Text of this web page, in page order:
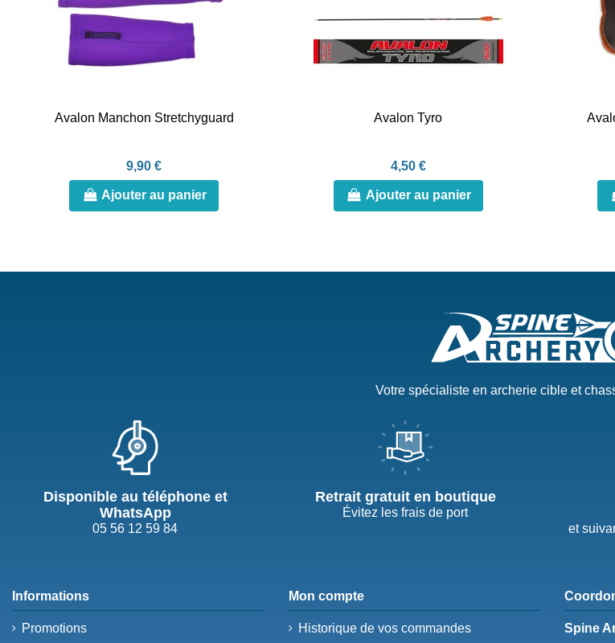
Avalon Manchon Stretchyguard
9,90 €
Ajouter au panier
Avalon Tyro
4,50 €
Ajouter au panier
Votre spécialiste en archerie cible et
Disponible au téléphone et
WhatsApp
05 56 12 59 84
Retrait gratuit en boutique
Évitez les frais de port
et
Informations
Promotions
Mon compte
Historique de vos commandes
Spine